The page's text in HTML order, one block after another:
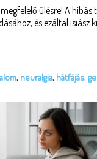
ülésre! A hibás
és ezáltal isiász
, neuralgia, hátfájás,